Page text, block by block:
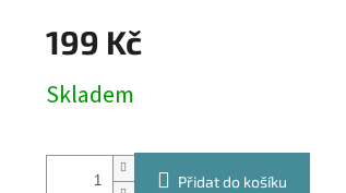
199 Kč
cena:
Skladem
Přidat do košíku